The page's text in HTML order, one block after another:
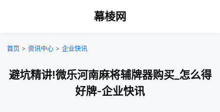
幕棱网
首页 > 资讯中心 > 企业快讯
避坑精讲!微乐河南麻将辅牌器购买_怎么得
好牌-企业快讯